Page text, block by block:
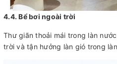
4.4. Bể bơi ngoài trời
Thư giãn thoải mái trong làn
trời và tận hưởng làn gió trong